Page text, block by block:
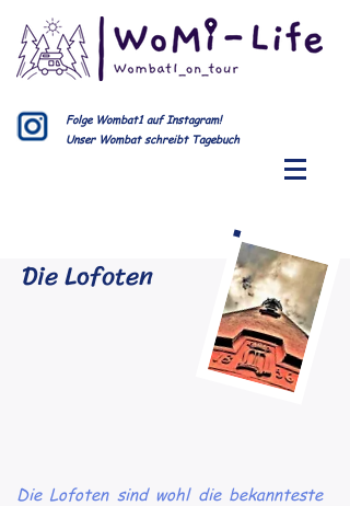
Folge Wombat1 auf Instagram!
Unser Wombat schreibt Tagebuch
Die Lofoten
Die Lofoten sind wohl die bekannteste